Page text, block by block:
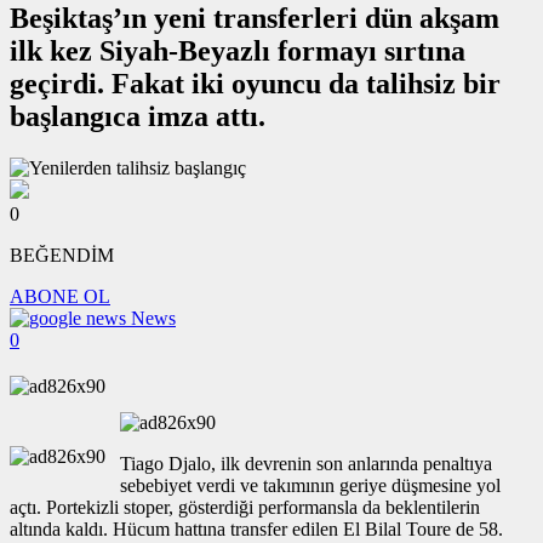
Beşiktaş’ın yeni transferleri dün akşam
ilk kez Siyah-Beyazlı formayı sırtına
geçirdi. Fakat iki oyuncu da talihsiz bir
başlangıca imza attı.
0
BEĞENDİM
ABONE OL
News
0
Tiago Djalo, ilk devrenin son anlarında penaltıya
sebebiyet verdi ve takımının geriye düşmesine yol
açtı. Portekizli stoper, gösterdiği performansla da beklentilerin
altında kaldı. Hücum hattına transfer edilen El Bilal Toure de 58.